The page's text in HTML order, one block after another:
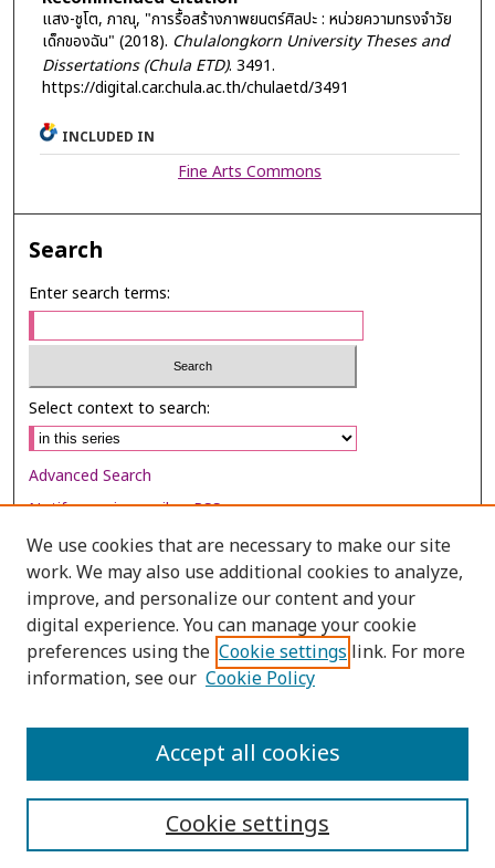
แสง-ชูโต, ภาณุ, "การรื้อสร้างภาพยนตร์ศิลปะ : หน่วยความทรงจำวัย
เด็กของฉัน" (2018). Chulalongkorn University Theses and
Dissertations (Chula ETD). 3491.
https://digital.car.chula.ac.th/chulaetd/3491
INCLUDED IN
Fine Arts Commons
Search
Enter search terms:
Select context to search:
Advanced Search
Notify me via email orRSS
Browse
Collections
Disciplines
Authors
We use cookies that are necessary to make our site
work. We may also use additional cookies to analyze,
improve, and personalize our content and your
digital experience. You can manage your cookie
preferences using the Cookie settings link. For more
information, see our Cookie Policy
Cookie settings
Accept all cookies